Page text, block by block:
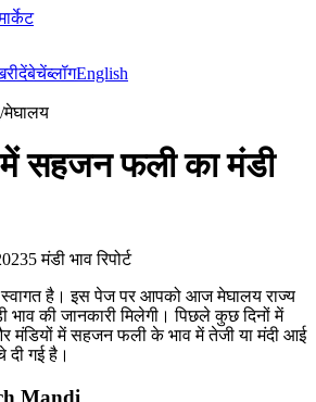
बेचेंब्लॉगEnglish
/मेघालय
सहजन फलीका मंडी
5 मंडी भाव रिपोर्ट
स्वागत है। इस पेज पर आपको आज मेघालय राज्य
की जानकारी मिलेगी। पिछले कुछ दिनों में
मंडियों में सहजन फली के भाव में तेजी या मंदी आई
दी गई है।
Mandi